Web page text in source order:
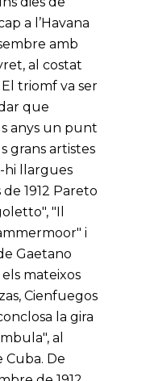
a l’Havana
amb
al costat
triomf va ser
que
anys un punt
grans artistes
hi llargues
de 1912 Pareto
"Il
i
Gaetano
mateixos
Cienfuegos
la gira
al
Cuba. De